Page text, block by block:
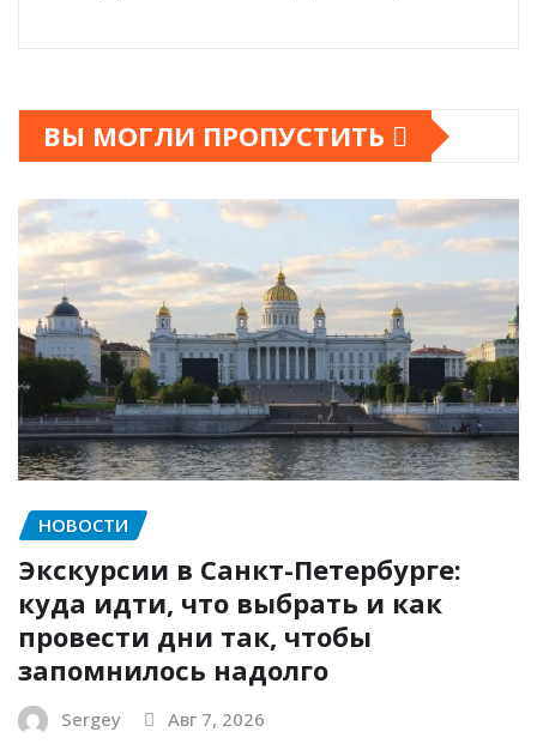
ВЫ МОГЛИ ПРОПУСТИТЬ
НОВОСТИ
Экскурсии в Санкт-Петербурге:
куда идти, что выбрать и как
провести дни так, чтобы
запомнилось надолго
Sergey Авг 7, 2026